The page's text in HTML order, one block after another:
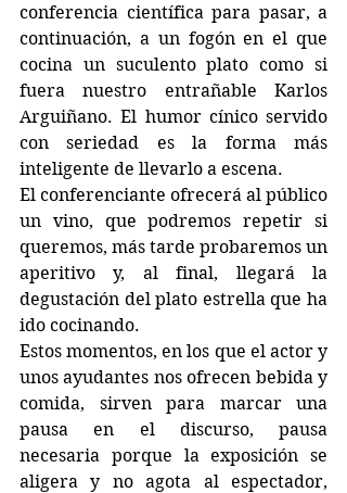
conferencia científica para pasar, a
continuación, a un fogón en el que
cocina un suculento plato como si
fuera nuestro entrañable Karlos
Arguiñano. El humor cínico servido
con seriedad es la forma más
inteligente de llevarlo a escena.
El conferenciante ofrecerá al público
un vino, que podremos repetir si
queremos, más tarde probaremos un
aperitivo y, al final, llegará la
degustación del plato estrella que ha
ido cocinando.
Estos momentos, en los que el actor y
unos ayudantes nos ofrecen bebida y
comida, sirven para marcar una
pausa en el discurso, pausa
necesaria porque la exposición se
aligera y no agota al espectador,